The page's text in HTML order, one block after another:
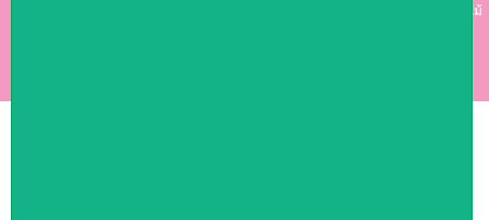
คาร์เตอร์ เฟอร์นิเจอร์ ซุ้มไม้